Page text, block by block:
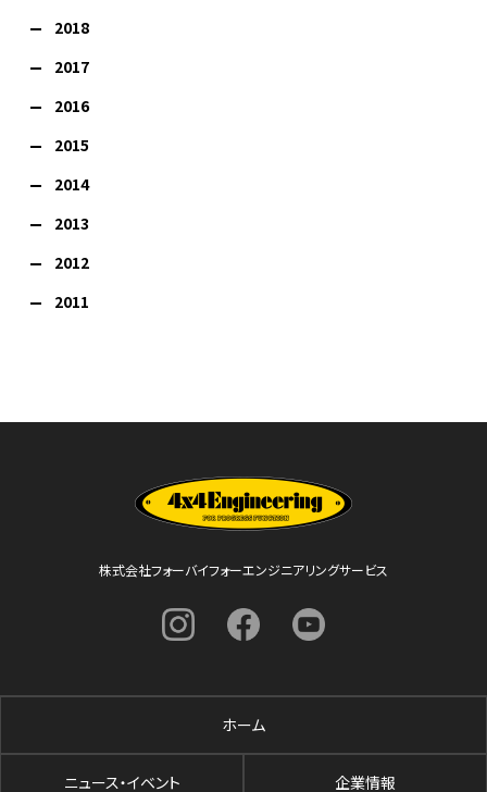
2018
2017
2016
2015
2014
2013
2012
2011
株式会社フォーバイフォーエンジニアリングサービス
ホーム
ニュース・イベント 企業情報